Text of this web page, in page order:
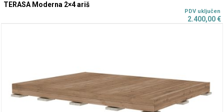
TERASA Moderna 2×4 ariš
2.400,00€